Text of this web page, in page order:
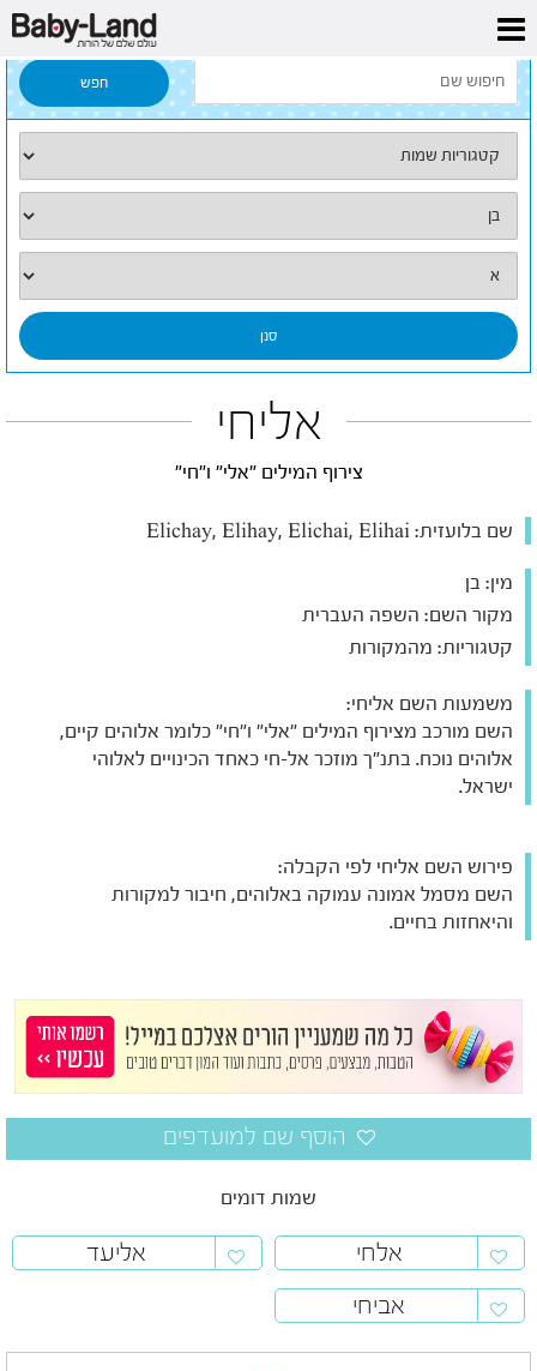
דף הבית
אליחי
צירוף המילים "אלי" ו"חי"
שם בלועזית:
מין: בן
מקור השם: השפה העברית
קטגוריות: מהמקורות
משמעות השם אליחי:
השם מורכב מצירוף המילים "אלי" ו"חי" כלומר אלוהים קיים,
אלוהים נוכח. בתנ"ך מוזכר אל-חי כאחד הכינויים לאלוהי
ישראל.
פירוש השם אליחי לפי הקבלה:
השם מסמל אמונה עמוקה באלוהים, חיבור למקורות
והיאחזות בחיים.
שמות דומים
אלחי
אליעד
אביחי